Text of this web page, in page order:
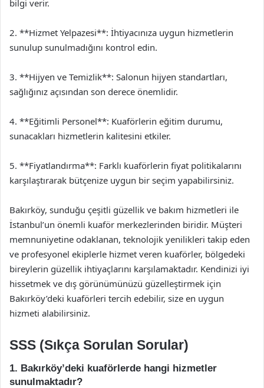
bilgi verir.
2. **Hizmet Yelpazesi**: İhtiyacınıza uygun hizmetlerin
sunulup sunulmadığını kontrol edin.
3. **Hijyen ve Temizlik**: Salonun hijyen standartları,
sağlığınız açısından son derece önemlidir.
4. **Eğitimli Personel**: Kuaförlerin eğitim durumu,
sunacakları hizmetlerin kalitesini etkiler.
5. **Fiyatlandırma**: Farklı kuaförlerin fiyat politikalarını
karşılaştırarak bütçenize uygun bir seçim yapabilirsiniz.
Bakırköy, sunduğu çeşitli güzellik ve bakım hizmetleri ile
İstanbul’un önemli kuaför merkezlerinden biridir. Müşteri
memnuniyetine odaklanan, teknolojik yenilikleri takip eden
ve profesyonel ekiplerle hizmet veren kuaförler, bölgedeki
bireylerin güzellik ihtiyaçlarını karşılamaktadır. Kendinizi iyi
hissetmek ve dış görünümünüzü güzelleştirmek için
Bakırköy’deki kuaförleri tercih edebilir, size en uygun
hizmeti alabilirsiniz.
SSS (Sıkça Sorulan Sorular)
1. Bakırköy’deki kuaförlerde hangi hizmetler
sunulmaktadır?